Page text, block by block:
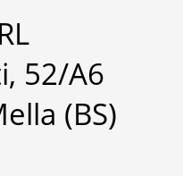
52/A6
(BS)